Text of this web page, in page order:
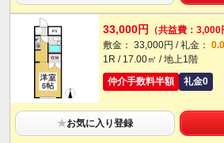
33,000円
（共益費：3,000
敷金： 33,000円 / 礼金：
1R / 17.00㎡ / 地上1階
仲介手数料半額
礼金0
★お気に入り登録